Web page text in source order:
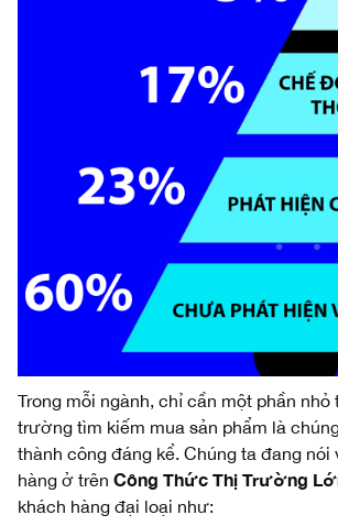
Trong mỗi ngành, chỉ cần một phần nhỏ
trường tìm kiếm mua sản phẩm là
thành công đáng kể. Chúng ta đang nói
hàng ở trên Công Thức Thị Trường
khách hàng đại loại như: